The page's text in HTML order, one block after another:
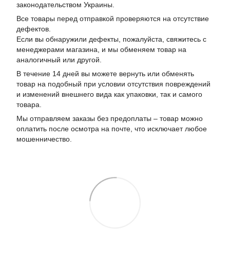
законодательством Украины.
Все товары перед отправкой проверяются на отсутствие
дефектов.
Если вы обнаружили дефекты, пожалуйста, свяжитесь с
менеджерами магазина, и мы обменяем товар на
аналогичный или другой.
В течение 14 дней вы можете вернуть или обменять
товар на подобный при условии отсутствия повреждений
и изменений внешнего вида как упаковки, так и самого
товара.
Мы отправляем заказы без предоплаты – товар можно
оплатить после осмотра на почте, что исключает любое
мошенничество.